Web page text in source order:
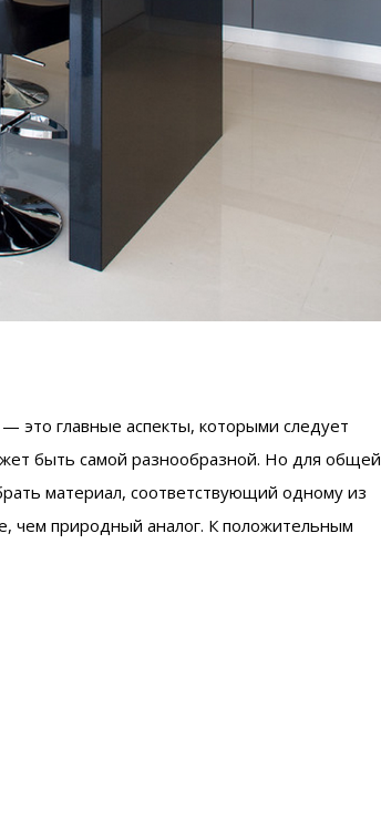
это главные аспекты, которыми следует
быть самой разнообразной. Но для общей
материал, соответствующий одному из
чем природный аналог. К положительным